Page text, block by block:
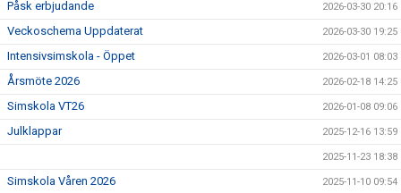
Påsk erbjudande 2026-03-30 20:16
Veckoschema Uppdaterat 2026-03-30 19:25
Intensivsimskola - Öppet 2026-03-01 08:03
Årsmöte 2026 2026-02-18 14:25
Simskola VT26 2026-01-08 09:06
Julklappar 2025-12-16 13:59
2025-11-23 18:38
Simskola Våren 2026 2025-11-10 09:54